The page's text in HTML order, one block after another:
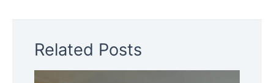
Related Posts